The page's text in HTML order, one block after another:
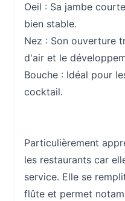
Oeil : Sa jambe
bien stable.
Nez : Son ouverture
d'air et le
Bouche : Idéal pour
cocktail.
Particulièrement
les restaurants car
service. Elle se
flûte et permet